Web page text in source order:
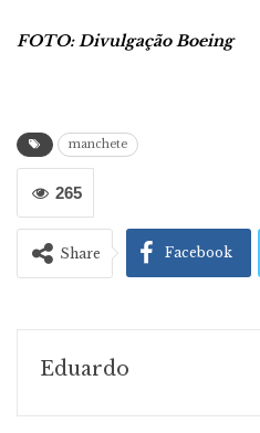
FOTO: Divulgação Boeing
manchete
265
Share Facebook
Eduardo